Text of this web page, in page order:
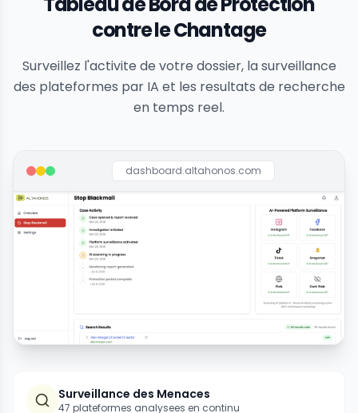
contre le Chantage
Surveillez l'activite de votre dossier, la surveillance
des plateformes par IA et les resultats de recherche
en temps reel.
dashboard.altahonos.com
Surveillance des Menaces
47 plateformes analysees en continu